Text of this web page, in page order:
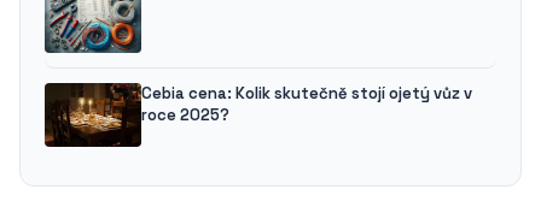
Cebia cena: Kolik skutečně stojí ojetý vůz v
roce 2025?